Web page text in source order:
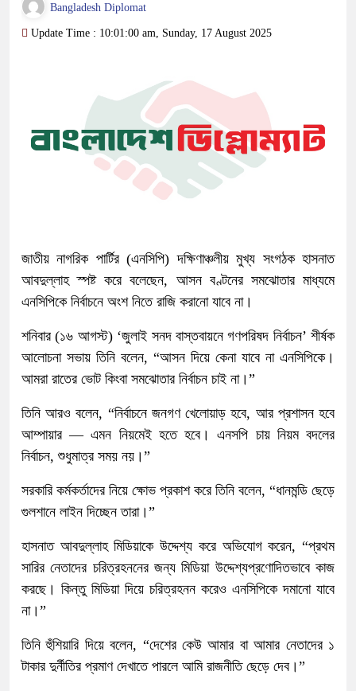
Bangladesh Diplomat
Update Time : 10:01:00 am, Sunday, 17 August 2025
জাতীয় নাগরিক পার্টির (এনসিপি) দক্ষিণাঞ্চলীয় মুখ্য সংগঠক হাসনাত
আবদুল্লাহ স্পষ্ট করে বলেছেন, আসন বণ্টনের সমঝোতার মাধ্যমে
এনসিপিকে নির্বাচনে অংশ নিতে রাজি করানো যাবে না।
শনিবার (১৬ আগস্ট) ‘জুলাই সনদ বাস্তবায়নে গণপরিষদ নির্বাচন’ শীর্ষক
আলোচনা সভায় তিনি বলেন, “আসন দিয়ে কেনা যাবে না এনসিপিকে।
আমরা রাতের ভোট কিংবা সমঝোতার নির্বাচন চাই না।”
তিনি আরও বলেন, “নির্বাচনে জনগণ খেলোয়াড় হবে, আর প্রশাসন হবে
আম্পায়ার — এমন নিয়মেই হতে হবে। এনসপি চায় নিয়ম বদলের
নির্বাচন, শুধুমাত্র সময় নয়।”
সরকারি কর্মকর্তাদের নিয়ে ক্ষোভ প্রকাশ করে তিনি বলেন, “ধানমন্ডি ছেড়ে
গুলশানে লাইন দিচ্ছেন তারা।”
হাসনাত আবদুল্লাহ মিডিয়াকে উদ্দেশ্য করে অভিযোগ করেন, “প্রথম
সারির নেতাদের চরিত্রহননের জন্য মিডিয়া উদ্দেশ্যপ্রণোদিতভাবে কাজ
করছে। কিন্তু মিডিয়া দিয়ে চরিত্রহনন করেও এনসিপিকে দমানো যাবে
না।”
তিনি হুঁশিয়ারি দিয়ে বলেন, “দেশের কেউ আমার বা আমার নেতাদের ১
টাকার দুর্নীতির প্রমাণ দেখাতে পারলে আমি রাজনীতি ছেড়ে দেব।”